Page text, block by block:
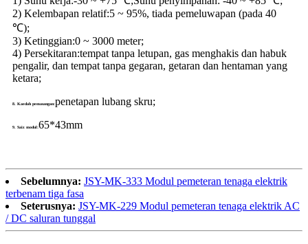
2) Kelembapan relatif:5 ~ 95%, tiada pemeluwapan (pada 40
℃);
3) Ketinggian:0 ~ 3000 meter;
4) Persekitaran:tempat tanpa letupan, gas menghakis dan habuk
pengalir, dan tempat tanpa gegaran, getaran dan hentaman yang
ketara;
8. Kaedah pemasangan:penetapan lubang skru;
9. Saiz modul:65*43mm
Sebelumnya: JSY-MK-333 Modul pemeteran tenaga elektrik
terbenam tiga fasa
Seterusnya: JSY-MK-229 Modul pemeteran tenaga elektrik AC
/ DC saluran tunggal